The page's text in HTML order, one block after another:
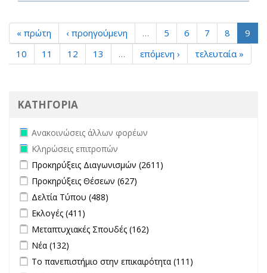
« πρώτη ‹ προηγούμενη … 5 6 7 8
9
10
11 12 13 … επόμενη › τελευταία »
ΚΑΤΗΓΟΡΙΑ
Remove Ανακοινώσεις άλλων φορέων filter
Ανακοινώσεις άλλων φορέων
Remove Κληρώσεις επιτροπών filter
Κληρώσεις επιτροπών
Apply Προκηρύξεις Διαγωνισμών filter
Προκηρύξεις Διαγωνισμών (2611)
Apply Προκηρύξεις Θέσεων filter
Προκηρύξεις Θέσεων (627)
Apply Δελτία Τύπου filter
Δελτία Τύπου (488)
Apply Εκλογές filter
Εκλογές (411)
Apply Μεταπτυχιακές Σπουδές filter
Μεταπτυχιακές Σπουδές (162)
Apply Νέα filter
Νέα (132)
Apply Το πανεπιστήμιο στην επικαιρότητα filter
Το πανεπιστήμιο στην επικαιρότητα (111)